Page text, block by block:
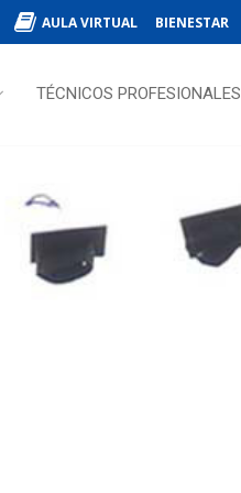
AULA VIRTUAL BIENESTAR
TÉCNICOS PROFESIONALES